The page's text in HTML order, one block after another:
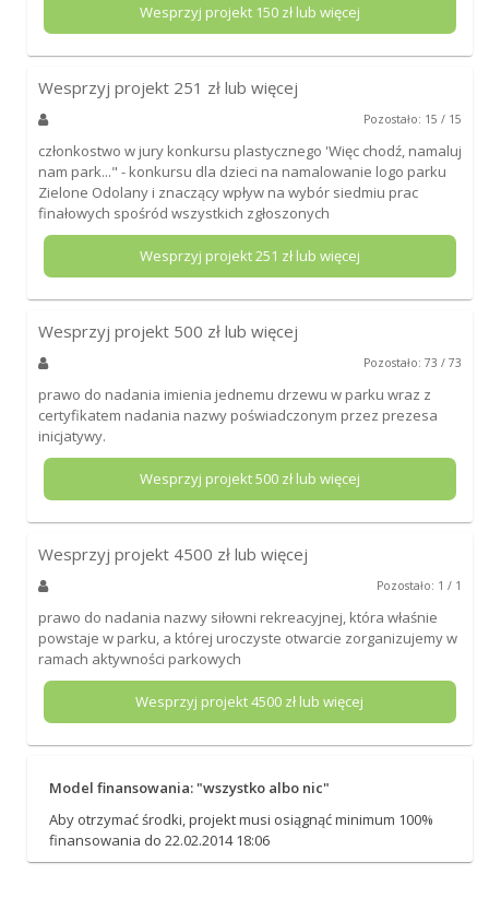
Wesprzyj projekt 150zł lub więcej
Wesprzyj projekt 251 zł lub więcej
Pozostało: 15 / 15
członkostwo w jury konkursu plastycznego 'Więc chodź, namaluj
nam park..." - konkursu dla dzieci na namalowanie logo parku
Zielone Odolany i znaczący wpływ na wybór siedmiu prac
finałowych spośród wszystkich zgłoszonych
Wesprzyj projekt251 zł lub więcej
Wesprzyj projekt 500 zł lub więcej
Pozostało: 73 / 73
prawo do nadania imienia jednemu drzewu w parku wraz z
certyfikatem nadania nazwy poświadczonym przez prezesa
inicjatywy.
Wesprzyj projekt500zł lub więcej
Wesprzyj projekt 4500 zł lub więcej
Pozostało: 1 / 1
prawo do nadania nazwy siłowni rekreacyjnej, która właśnie
powstaje w parku, a której uroczyste otwarcie zorganizujemy w
ramach aktywności parkowych
Wesprzyj projekt4500 zł lub więcej
Model finansowania: "wszystko albo nic"
Aby otrzymać środki, projekt musi osiągnąć minimum 100%
finansowania do 22.02.2014 18:06